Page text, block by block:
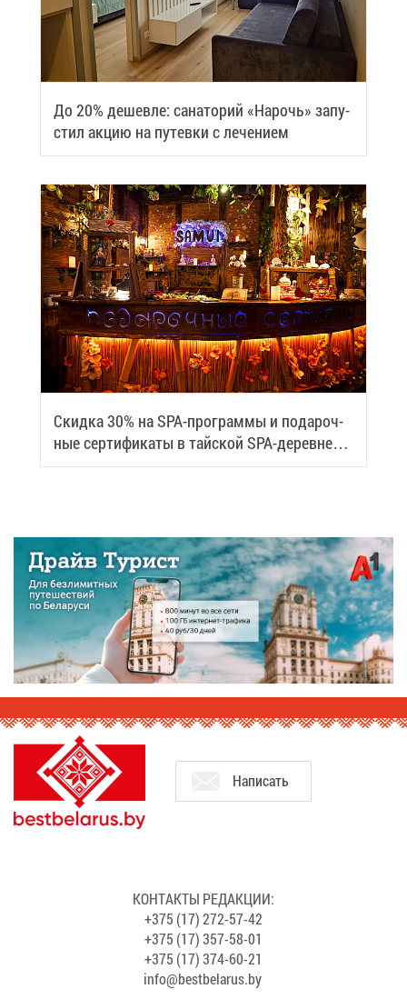
До 20% де­шев­ле: са­на­то­рий «На­рочь» за­пу­
стил ак­цию на пу­тев­ки с ле­че­ни­ем
Скид­ка 30% на SPA-про­грам­мы и по­да­роч­
ные сер­ти­фи­ка­ты в тай­ской SPA-де­ревне
Samui
На­пи­сать
КОН­ТАК­ТЫ РЕ­ДАК­ЦИИ:
+375 (17) 272-57-42
+375 (17) 357-58-01
+375 (17) 374-60-21
info@​bes​tbel​arus.​by